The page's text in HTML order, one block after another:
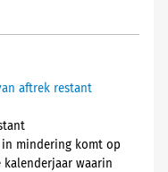
aftrek restant
mindering komt op
waarin